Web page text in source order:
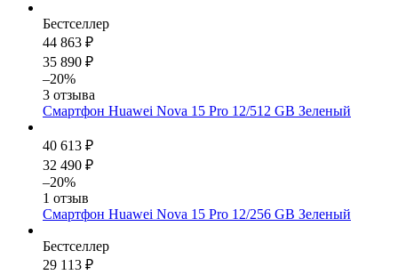
Бестселлер
44 863 ₽
35 890 ₽
–20%
3 отзыва
Смартфон Huawei Nova 15 Pro 12/512 GB Зеленый
40 613 ₽
32 490 ₽
–20%
1 отзыв
Смартфон Huawei Nova 15 Pro 12/256 GB Зеленый
Бестселлер
29 113 ₽